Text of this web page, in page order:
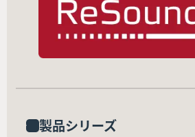
製品シリーズ